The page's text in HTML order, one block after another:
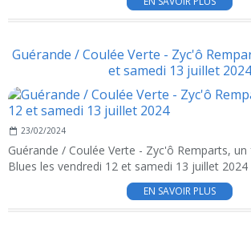
Guérande / Coulée Verte - Zyc'ô
et samedi 13 juillet 2024
23/02/2024
Guérande / Coulée Verte - Zyc'ô Remparts,
Blues les vendredi 12 et samedi 13 juillet 2024
EN SAVOIR PLUS